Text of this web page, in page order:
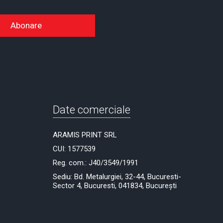
Abonare
Date comerciale
ARAMIS PRINT SRL
CUI: 1577539
Reg. com.: J40/3549/1991
Sediu: Bd. Metalurgiei, 32-44, Bucuresti-
Sector 4, Bucuresti, 041834, București